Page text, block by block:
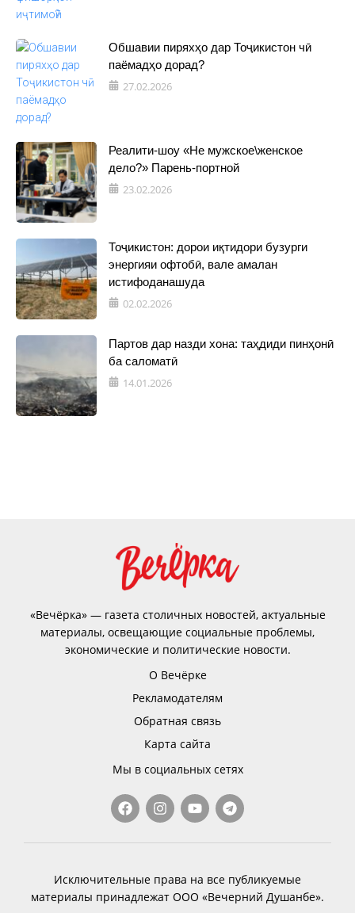
Обшавии пиряхҳо дар Тоҷикистон чӣ
паёмадҳо дорад?
27.02.2026
Реалити-шоу «Не мужское\женское
дело?» Парень-портной
23.02.2026
Тоҷикистон: дорои иқтидори бузурги
энергияи офтобӣ, вале амалан
истифоданашуда
02.02.2026
Партов дар назди хона: таҳдиди пинҳонӣ
ба саломатӣ
14.01.2026
«Вечёрка» — газета столичных новостей, актуальные
материалы, освещающие социальные проблемы,
экономические и политические новости.
О Вечёрке
Рекламодателям
Обратная связь
Карта сайта
Мы в социальных сетях
Исключительные права на все публикуемые
материалы принадлежат ООО «Вечерний Душанбе».